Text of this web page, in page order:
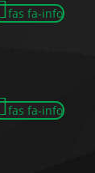
fas fa-info
fas fa-info